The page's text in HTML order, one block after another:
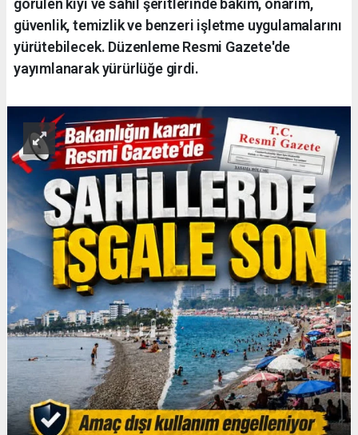
görülen kıyı ve sahil şeritlerinde bakım, onarım,
güvenlik, temizlik ve benzeri işletme uygulamalarını
yürütebilecek. Düzenleme Resmi Gazete'de
yayımlanarak yürürlüğe girdi.